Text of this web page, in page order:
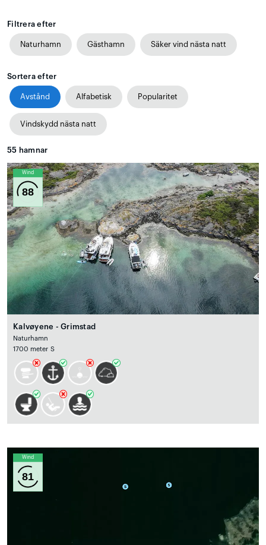
Filtrera efter
Naturhamn Gästhamn Säker vind nästa natt
Sortera efter
Avstånd Alfabetisk Popularitet
Vindskydd nästa natt
55 hamnar
Wind
88
Kalvøyene - Grimstad
Naturhamn
1700 meter S
Wind
81